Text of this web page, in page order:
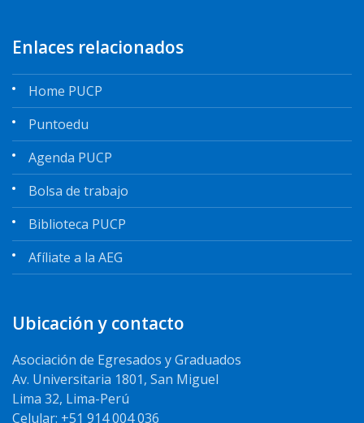
Enlaces relacionados
Home PUCP
Puntoedu
Agenda PUCP
Bolsa de trabajo
Biblioteca PUCP
Afíliate a la AEG
Ubicación y contacto
Asociación de Egresados y Graduados
Av. Universitaria 1801, San Miguel
Lima 32, Lima-Perú
Celular: +51 914 004 036